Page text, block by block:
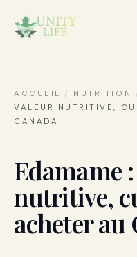
ACCUEIL / NUTRITION
VALEUR NUTRITIVE,
CANADA
Edamame
nutritive,
acheter au